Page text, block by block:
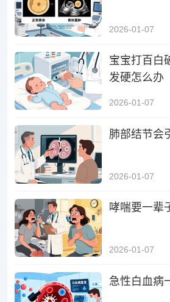
2026-01-07
宝宝打百白
发硬怎么办
2026-01-07
肺部结节会
2026-01-07
哮喘要一辈
2026-01-07
急性白血病